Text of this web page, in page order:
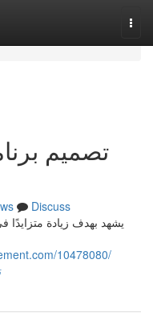
تصميم
Discuss
يشهد بهدف زيادة متزايدًا
10478080/